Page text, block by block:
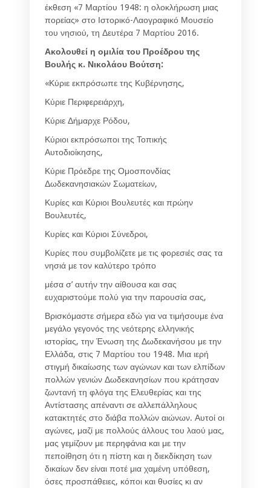
έκθεση «7 Μαρτίου 1948: η ολοκλήρωση μιας
πορείας» στο Ιστορικό-Λαογραφικό Μουσείο
του νησιού, τη Δευτέρα 7 Μαρτίου 2016.
Ακολουθεί η ομιλία του Προέδρου της
Βουλής κ. Νικολάου Βούτση:
«Κύριε εκπρόσωπε της Κυβέρνησης,
Κύριε Περιφερειάρχη,
Κύριε Δήμαρχε Ρόδου,
Κύριοι εκπρόσωποι της Τοπικής
Αυτοδιοίκησης,
Κύριε Πρόεδρε της Ομοσπονδίας
Δωδεκανησιακών Σωματείων,
Κυρίες και Κύριοι Βουλευτές και πρώην
Βουλευτές,
Κυρίες και Κύριοι Σύνεδροι,
Κυρίες που συμβολίζετε με τις φορεσιές σας τα
νησιά με τον καλύτερο τρόπο
μέσα σ’ αυτήν την αίθουσα και σας
ευχαριστούμε πολύ για την παρουσία σας,
Βρισκόμαστε σήμερα εδώ για να τιμήσουμε ένα
μεγάλο γεγονός της νεότερης ελληνικής
ιστορίας, την Ένωση της Δωδεκανήσου με την
Ελλάδα, στις 7 Μαρτίου του 1948. Μια ιερή
στιγμή δικαίωσης των αγώνων και των ελπίδων
πολλών γενιών Δωδεκανησίων που κράτησαν
ζωντανή τη φλόγα της Ελευθερίας και της
Αντίστασης απέναντι σε αλλεπάλληλους
κατακτητές στο διάβα πολλών αιώνων. Αυτοί οι
αγώνες, μαζί με πολλούς άλλους του λαού μας,
μας γεμίζουν με περηφάνια και με την
πεποίθηση ότι η πίστη και η διεκδίκηση των
δικαίων δεν είναι ποτέ μια χαμένη υπόθεση,
όσες προσπάθειες, κόποι και θυσίες κι αν